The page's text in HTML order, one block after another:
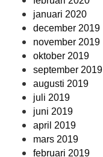
januari 2020
december 2019
november 2019
oktober 2019
september 2019
augusti 2019
juli 2019
juni 2019
april 2019
mars 2019
februari 2019